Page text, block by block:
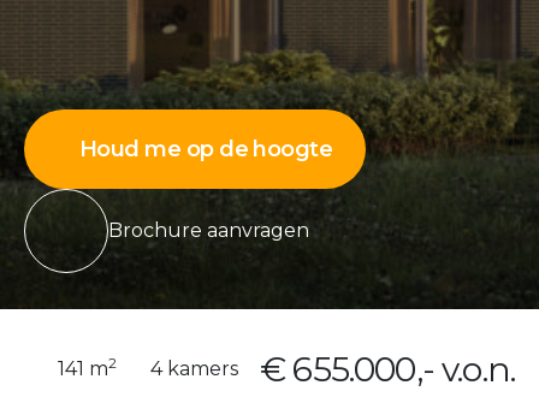
Houd me op de hoogte
Brochure aanvragen
141 m2 4 kamers € 655.000,- v.o.n.